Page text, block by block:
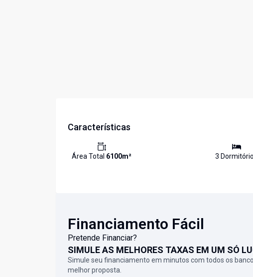
Características
Área Total 6100m² 3
Financiamento Fácil
Pretende Financiar?
SIMULE AS MELHORES TAXAS EM UM SÓ
Simule seu financiamento em minutos com todos os
melhor proposta.